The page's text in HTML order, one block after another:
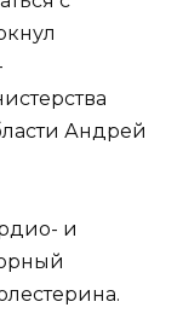
Андрей
и